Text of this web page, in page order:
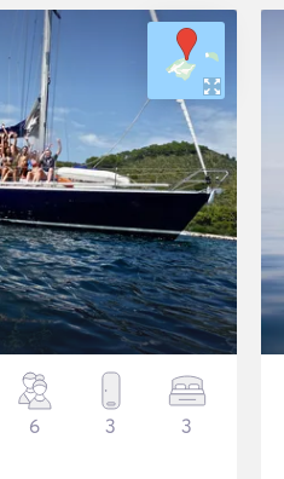
6 3 3